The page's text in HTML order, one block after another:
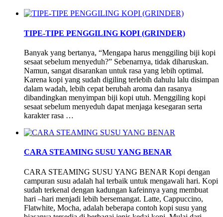
TIPE-TIPE PENGGILING KOPI (GRINDER)
Banyak yang bertanya, “Mengapa harus menggiling biji kopi
sesaat sebelum menyeduh?” Sebenarnya, tidak diharuskan.
Namun, sangat disarankan untuk rasa yang lebih optimal.
Karena kopi yang sudah digiling terlebih dahulu lalu disimpan
dalam wadah, lebih cepat berubah aroma dan rasanya
dibandingkan menyimpan biji kopi utuh. Menggiling kopi
sesaat sebelum menyeduh dapat menjaga kesegaran serta
karakter rasa …
CARA STEAMING SUSU YANG BENAR
CARA STEAMING SUSU YANG BENAR Kopi dengan
campuran susu adalah hal terbaik untuk mengawali hari. Kopi
sudah terkenal dengan kadungan kafeinnya yang membuat
hari –hari menjadi lebih bersemangat. Latte, Cappuccino,
Flatwhite, Mocha, adalah beberapa contoh kopi susu yang